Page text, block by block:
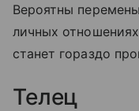
Вероятны
личных
станет гораздо
Телец